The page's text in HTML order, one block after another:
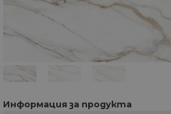
Информация за продукта